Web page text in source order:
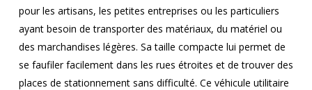
pour les artisans, les petites entreprises ou les particuliers
ayant besoin de transporter des matériaux, du matériel ou
des marchandises légères. Sa taille compacte lui permet de
se faufiler facilement dans les rues étroites et de trouver des
places de stationnement sans difficulté. Ce véhicule utilitaire